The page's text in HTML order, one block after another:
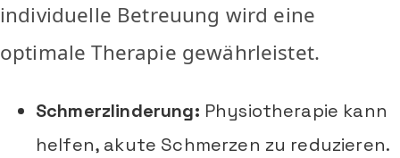
individuelle Betreuung wird eine
optimale Therapie gewährleistet.
Schmerzlinderung: Physiotherapie kann
helfen, akute Schmerzen zu reduzieren.